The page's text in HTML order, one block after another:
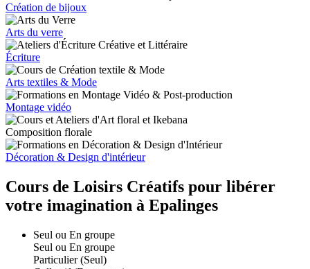
Création de bijoux
Arts du verre
Écriture
Arts textiles & Mode
Montage vidéo
Composition florale
Décoration & Design d'intérieur
Cours de Loisirs Créatifs pour libérer
votre imagination à Epalinges
Seul ou En groupe
Seul ou En groupe
Particulier (Seul)